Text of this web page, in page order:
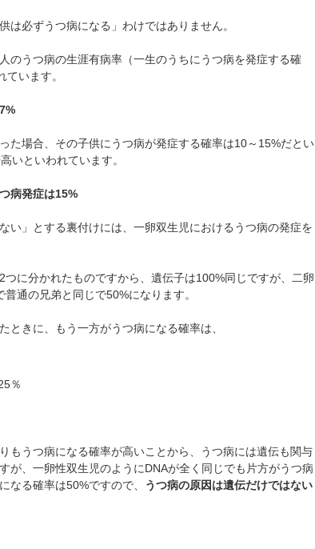
は必ずうつ病になる」わけではありません。
のうつ病の生涯有病率（一生のうちにうつ病を発症する確
います。
た場合、その子供にうつ病が発症する確率は10～15%だとい
いといわれています。
病発症は15%
い」とする裏付けには、一卵双生児におけるうつ病の発症を
に分かれたものですから、遺伝子は100%同じですが、二卵
通の兄弟と同じで50%になります。
ときに、もう一方がうつ病になる確率は、
％
もうつ病になる確率が高いことから、うつ病には遺伝も関与
が、一卵性双生児のようにDNAが全く同じでも片方がうつ病
なる確率は50%ですので、
うつ病の原因は遺伝だけではない